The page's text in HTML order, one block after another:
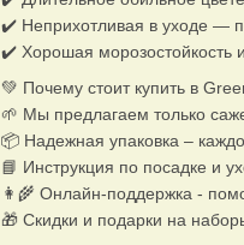
✔️ Неприхотливая в уходе —
✔️ Хорошая морозостойкость
💚 Почему стоит купить в
🌱 Мы предлагаем только
📦 Надежная упаковка –
📘 Инструкция по посадке и
👩‍🌾 Онлайн-поддержка -
🎁 Скидки и подарки на